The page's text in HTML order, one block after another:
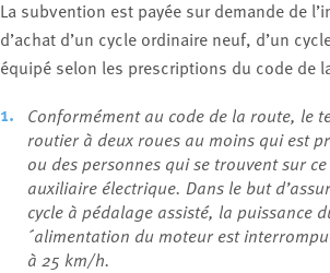
La subvention est payée sur demande de
d’achat d’un cycle ordinaire neuf, d’un
équipé selon les prescriptions du code de
Conformément au code de la route, le
routier à deux roues au moins qui est
ou des personnes qui se trouvent sur
auxiliaire électrique. Dans le but
cycle à pédalage assisté, la puissance
´alimentation du moteur est
à 25 km/h.